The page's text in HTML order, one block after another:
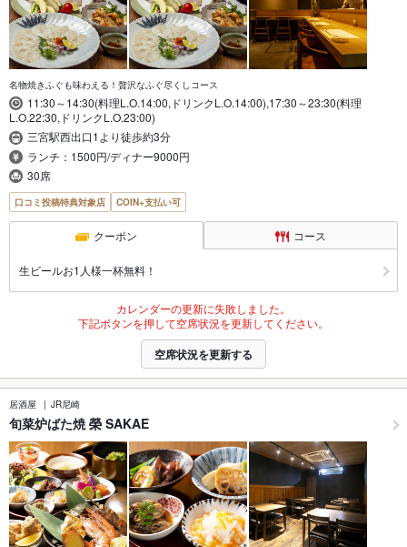
名物焼きふぐも味わえる！贅沢なふぐ尽くしコース
11:30～14:30(料理L.O.14:00,ドリンクL.O.14:00),17:30～23:30(料理
L.O.22:30,ドリンクL.O.23:00)
三宮駅西出口1より徒歩約3分
ランチ：1500円/ディナー9000円
30席
口コミ投稿特典対象店 COIN+支払い可
クーポン コース
生ビールお1人様一杯無料！
カレンダーの更新に失敗しました。
下記ボタンを押して空席状況を更新してください。
空席状況を更新する
居酒屋 JR尼崎
旬菜炉ばた焼 榮 SAKAE